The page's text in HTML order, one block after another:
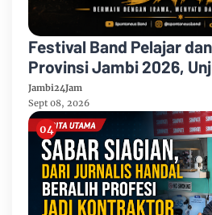
Festival Band Pelajar
Provinsi Jambi 2026,
Taman Banjuran Budayo,
Band Raih Juara 2
Jambi24Jam
Sept 08, 2026